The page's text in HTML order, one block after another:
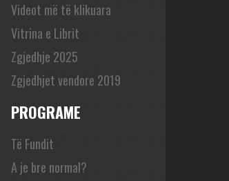
Videot më të klikuara
Vitrina e Librit
Zgjedhje 2025
Zgjedhjet vendore 2019
PROGRAME
Të Fundit
A je bre normal?